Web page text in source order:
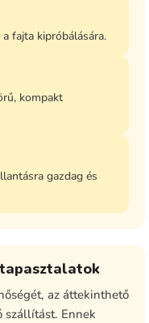
fajta kipróbálására.
kompakt
gazdag és
az áttekinthető
szállítást. Ennek